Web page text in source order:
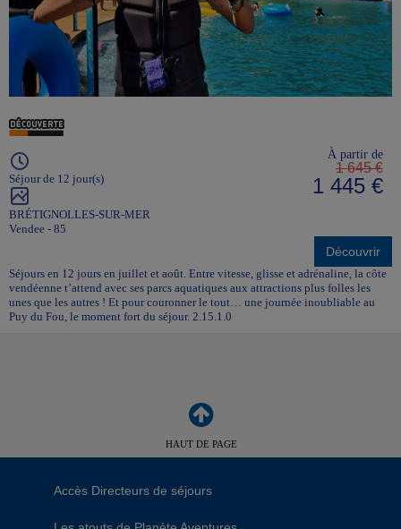
Séjour de 12 jour(s)
BRÉTIGNOLLES-SUR-MER
Vendee - 85
À partir de
1 645 €
1 445 €
Découvrir
Séjours en 12 jours en juillet et août. Entre vitesse, glisse et adrénaline, la côte
vendéenne t’attend avec ses parcs aquatiques aux attractions plus folles les
unes que les autres ! Et pour couronner le tout… une journée inoubliable au
Puy du Fou, le moment fort du séjour. 2.15.1.0
HAUT DE PAGE
Accès Directeurs de séjours